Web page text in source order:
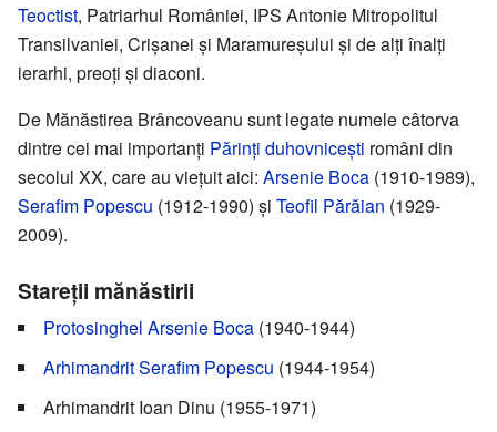
Teoctist, Patriarhul României, IPS Antonie Mitropolitul
Transilvaniei, Crișanei și Maramureșului și de alți înalți
ierarhi, preoți și diaconi.
De Mănăstirea Brâncoveanu sunt legate numele câtorva
dintre cei mai importanți Părinți duhovnicești români din
secolul XX, care au viețuit aici: Arsenie Boca (1910-1989),
Serafim Popescu (1912-1990) și Teofil Părăian (1929-
2009).
Stareții mănăstirii
Protosinghel Arsenie Boca (1940-1944)
ArhimandritSerafim Popescu (1944-1954)
Arhimandrit Ioan Dinu (1955-1971)